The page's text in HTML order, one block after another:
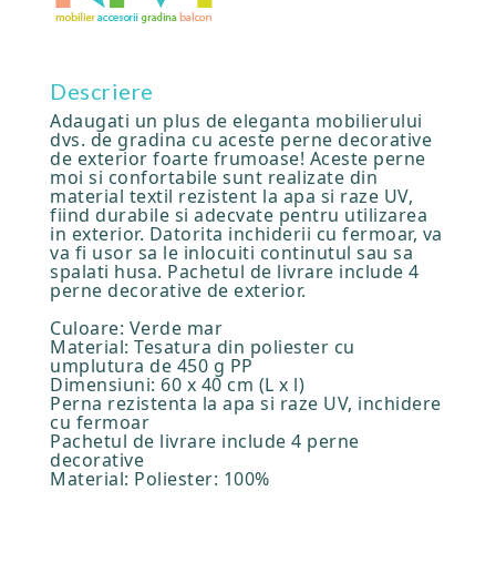
Descriere
Adaugati un plus de eleganta mobilierului
dvs. de gradina cu aceste perne decorative
de exterior foarte frumoase! Aceste perne
moi si confortabile sunt realizate din
material textil rezistent la apa si raze UV,
fiind durabile si adecvate pentru utilizarea
in exterior. Datorita inchiderii cu fermoar, va
va fi usor sa le inlocuiti continutul sau sa
spalati husa. Pachetul de livrare include 4
perne decorative de exterior.
Culoare: Verde mar
Material: Tesatura din poliester cu
umplutura de 450 g PP
Dimensiuni: 60 x 40 cm (L x l)
Perna rezistenta la apa si raze UV, inchidere
cu fermoar
Pachetul de livrare include 4 perne
decorative
Material: Poliester: 100%